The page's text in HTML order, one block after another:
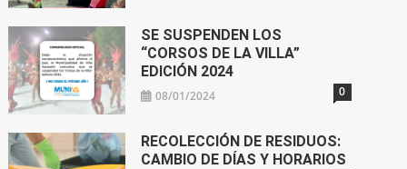
SE SUSPENDEN LOS
“CORSOS DE LA VILLA”
EDICIÓN 2024
08/01/2024 0
RECOLECCIÓN DE RESIDUOS:
CAMBIO DE DÍAS Y HORARIOS